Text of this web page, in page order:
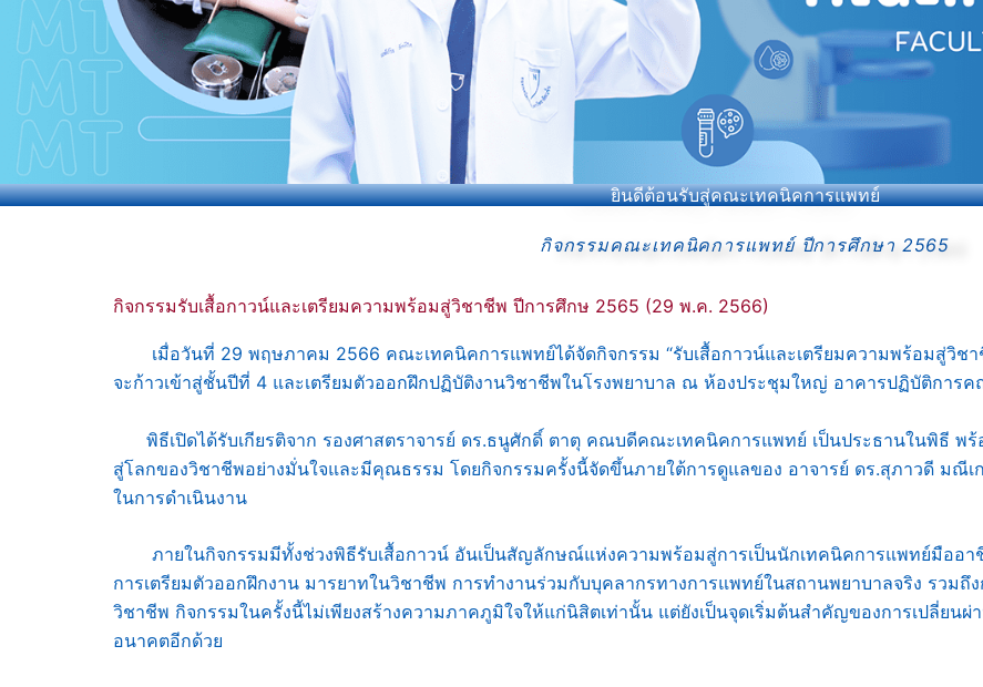
ยินดีต้อนรับสู่คณะเทคนิคการแพทย์
กิจกรรมคณะเทคนิคการแพทย์ ปีการศึกษา 2565
กิจกรรมรับเสื้อกาวน์และเตรียมความพร้อมสู่วิชาชีพ ปีการศึกษ 2565 (29 พ.ค. 2566)
เมื่อวันที่ 29 พฤษภาคม 2566 คณะเทคนิคการแพทย์ได้จัดกิจกรรม “รับเสื้อกาวน์และเตรียมความพร้อมสู่วิช
จะก้าวเข้าสู่ชั้นปีที่ 4 และเตรียมตัวออกฝึกปฏิบัติงานวิชาชีพในโรงพยาบาล ณ ห้องประชุมใหญ่ อาคารปฏิบัติการ
พิธีเปิดได้รับเกียรติจาก รองศาสตราจารย์ ดร.ธนูศักดิ์ ตาตุ คณบดีคณะเทคนิคการแพทย์ เป็นประธานในพิธี พร้
สู่โลกของวิชาชีพอย่างมั่นใจและมีคุณธรรม โดยกิจกรรมครั้งนี้จัดขึ้นภายใต้การดูแลของ อาจารย์ ดร.สุภาวดี มณีเ
ในการดำเนินงาน
ภายในกิจกรรมมีทั้งช่วงพิธีรับเสื้อกาวน์ อันเป็นสัญลักษณ์แห่งความพร้อมสู่การเป็นนักเทคนิคการแพทย์มืออาชี
การเตรียมตัวออกฝึกงาน มารยาทในวิชาชีพ การทำงานร่วมกับบุคลากรทางการแพทย์ในสถานพยาบาลจริง รวม
วิชาชีพ กิจกรรมในครั้งนี้ไม่เพียงสร้างความภาคภูมิใจให้แก่นิสิตเท่านั้น แต่ยังเป็นจุดเริ่มต้นสำคัญของการเปลี่ยน
อนาคตอีกด้วย